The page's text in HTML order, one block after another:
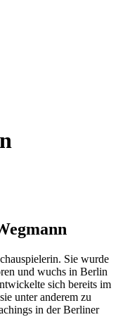
Sie wurde
und wuchs in Berlin
sich bereits im
unter anderem zu
in der Berliner